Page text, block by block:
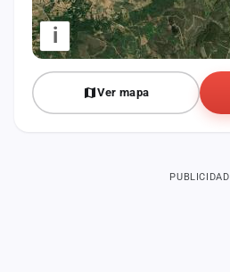
i
Ver mapa
PUBLICIDAD